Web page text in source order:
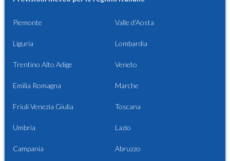
Piemonte Valle d'Aosta
Liguria Lombardia
Trentino Alto Adige Veneto
Emilia Romagna Marche
Friuli Venezia Giulia Toscana
Umbria Lazio
Campania Abruzzo